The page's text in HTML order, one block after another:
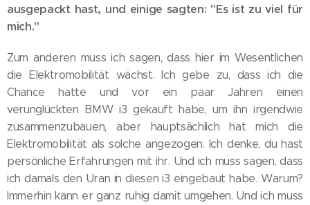
ausgepackt hast, und einige sagten: "Es ist zu viel für
mich."
Zum anderen muss ich sagen, dass hier im Wesentlichen
die Elektromobilität wächst. Ich gebe zu, dass ich die
Chance hatte und vor ein paar Jahren einen
verunglückten BMW i3 gekauft habe, um ihn irgendwie
zusammenzubauen, aber hauptsächlich hat mich die
Elektromobilität als solche angezogen. Ich denke, du hast
persönliche Erfahrungen mit ihr. Und ich muss sagen, dass
ich damals den Uran in diesen i3 eingebaut habe. Warum?
Immerhin kann er ganz ruhig damit umgehen. Und ich muss